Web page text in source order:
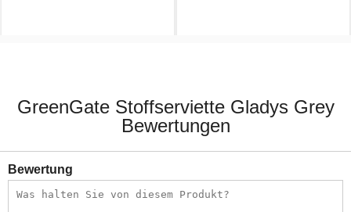
GreenGate Stoffserviette Gladys Grey
Bewertungen
Bewertung